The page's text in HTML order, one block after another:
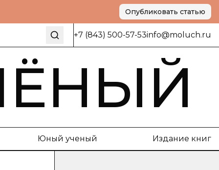
Опубликовать статью
+7 (843) 500-57-53info@moluch.ru
Юный ученый Издание книг